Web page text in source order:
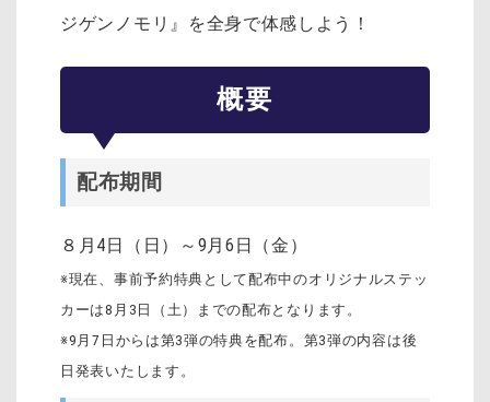
ジゲンノモリ』を全身で体感しよう！
概要
配布期間
８月4日（日）～9月6日（金）
※現在、事前予約特典として配布中のオリジナルステッ
カーは8月3日（土）までの配布となります。
※9月7日からは第3弾の特典を配布。第3弾の内容は後
日発表いたします。